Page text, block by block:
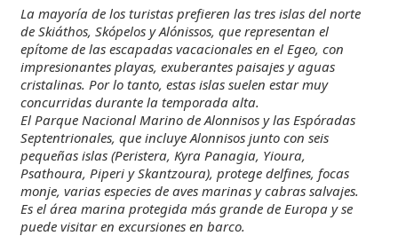
La mayoría de los turistas prefieren las tres islas del norte
de Skiáthos, Skópelos y Alónissos, que representan el
epítome de las escapadas vacacionales en el Egeo, con
impresionantes playas, exuberantes paisajes y aguas
cristalinas. Por lo tanto, estas islas suelen estar muy
concurridas durante la temporada alta.
El Parque Nacional Marino de Alonnisos y las Espóradas
Septentrionales, que incluye Alonnisos junto con seis
pequeñas islas (Peristera, Kyra Panagia, Yioura,
Psathoura, Piperi y Skantzoura), protege delfines, focas
monje, varias especies de aves marinas y cabras salvajes.
Es el área marina protegida más grande de Europa y se
puede visitar en excursiones en barco.